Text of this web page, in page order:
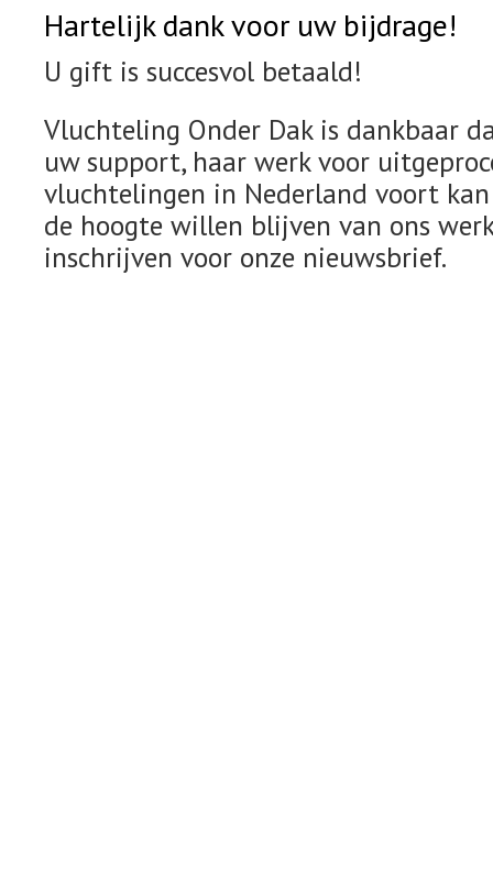
Hartelijk dank voor uw bijdrage!
U gift is succesvol betaald!
Vluchteling Onder Dak is dankbaar
uw support, haar werk voor
vluchtelingen in Nederland voort
de hoogte willen blijven van ons
inschrijven voor onze nieuwsbrief.